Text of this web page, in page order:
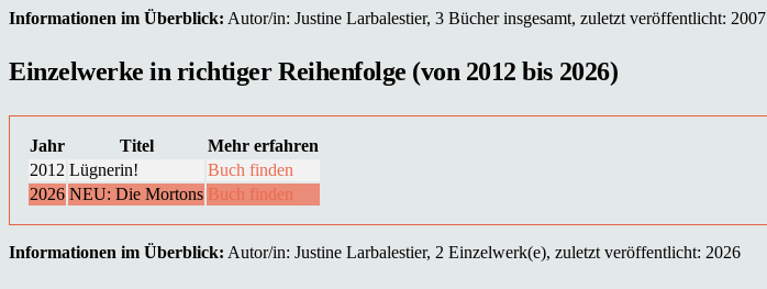
Informationen im Überblick: Autor/in: Justine Larbalestier, 3 Bücher insgesamt, zuletzt veröffentlicht: 2007
Einzelwerke in richtiger Reihenfolge (von 2012 bis 2026)
Jahr Titel
Mehr erfahren
2012 Lügnerin!
Buch finden
2026 NEU: Die Mortons Buch finden
Informationen im Überblick: Autor/in: Justine Larbalestier, 2 Einzelwerk(e), zuletzt veröffentlicht: 2026